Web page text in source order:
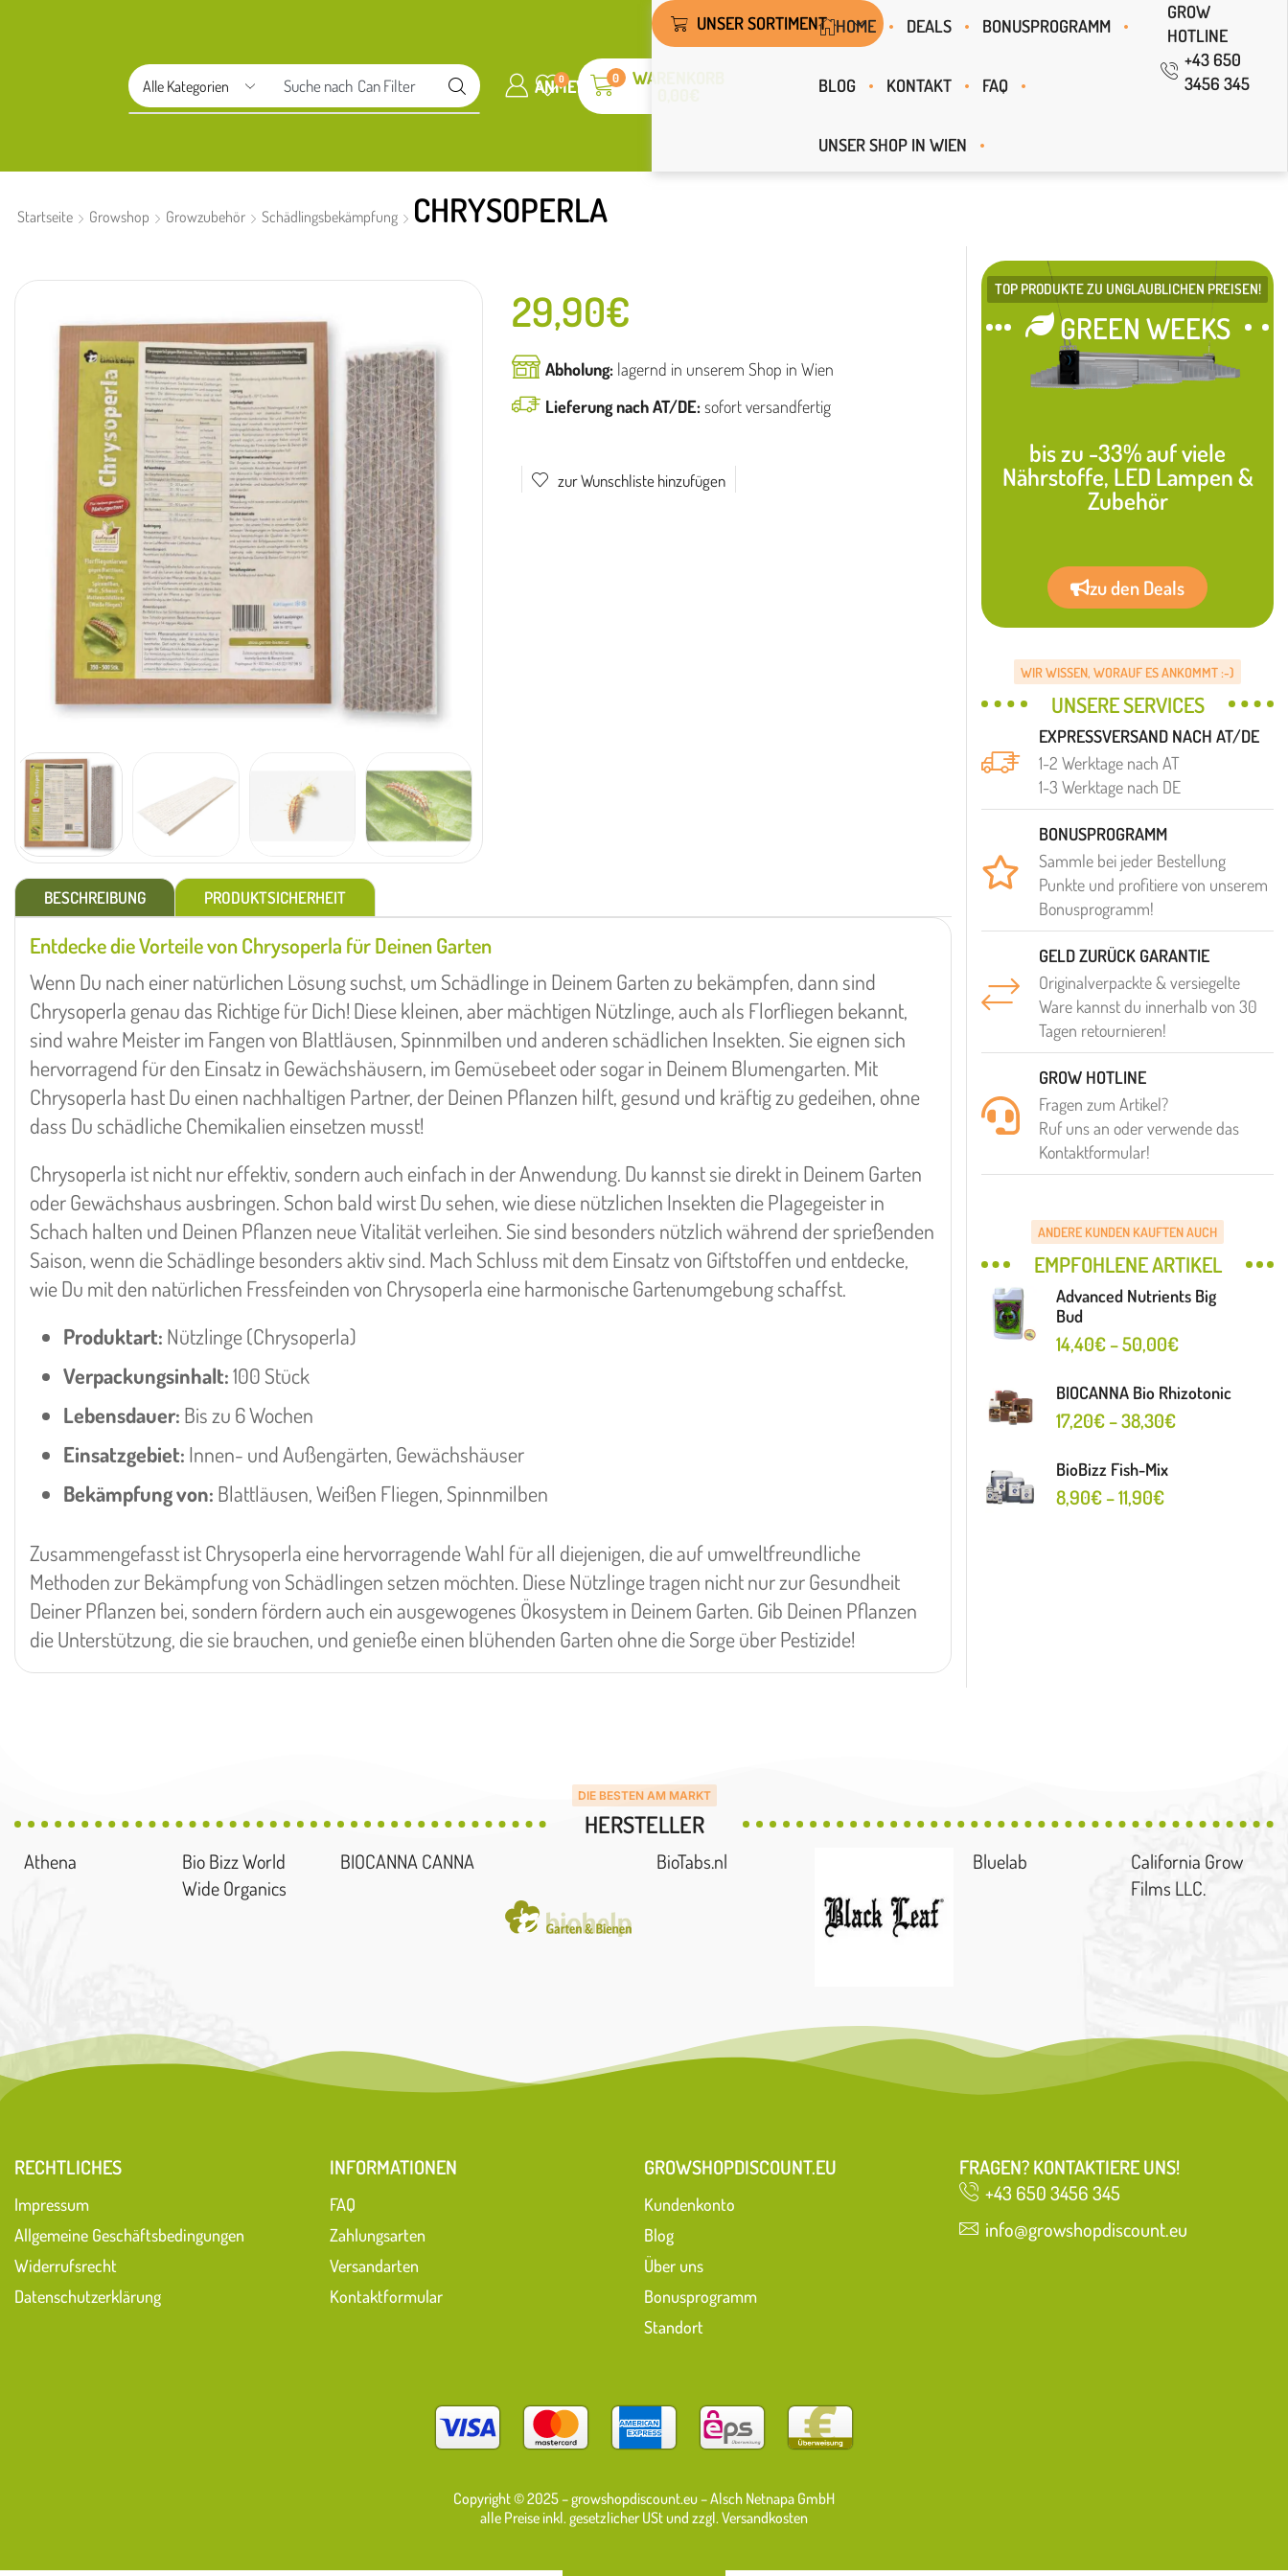
Suche nach Aptus ANMELDEN
0 WUNSCHLISTE
0
WARENKORB
UNSER SORTIMENT HOME DEALS BONUSPROGRAMM
BLOG KONTAKT FAQ
UNSER SHOP IN WIEN
GROW
HOTLINE
+43 650
3456 345
Startseite Growshop Growzubehör Schädlingsbekämpfung CHRYSOPERLA
29,90€
Abholung: lagernd in unserem Shop in Wien
Lieferung nach AT/DE:sofort versandfertig
zur Wunschliste hinzufügen
BESCHREIBUNG PRODUKTSICHERHEIT
Entdecke die Vorteile von Chrysoperla für Deinen Garten
Wenn Du nach einer natürlichen Lösung suchst, um Schädlinge in Deinem Garten zu bekämpfen, dann sind
Chrysoperla genau das Richtige für Dich! Diese kleinen, aber mächtigen Nützlinge, auch als Florfliegen bekannt,
sind wahre Meister im Fangen von Blattläusen, Spinnmilben und anderen schädlichen Insekten. Sie eignen sich
hervorragend für den Einsatz in Gewächshäusern, im Gemüsebeet oder sogar in Deinem Blumengarten. Mit
Chrysoperla hast Du einen nachhaltigen Partner, der Deinen Pflanzen hilft, gesund und kräftig zu gedeihen, ohne
dass Du schädliche Chemikalien einsetzen musst!
Chrysoperla ist nicht nur effektiv, sondern auch einfach in der Anwendung. Du kannst sie direkt in Deinem Garten
oder Gewächshaus ausbringen. Schon bald wirst Du sehen, wie diese nützlichen Insekten die Plagegeister in
Schach halten und Deinen Pflanzen neue Vitalität verleihen. Sie sind besonders nützlich während der sprießenden
Saison, wenn die Schädlinge besonders aktiv sind. Mach Schluss mit dem Einsatz von Giftstoffen und entdecke,
wie Du mit den natürlichen Fressfeinden von Chrysoperla eine harmonische Gartenumgebung schaffst.
Produktart: Nützlinge (Chrysoperla)
Verpackungsinhalt:100 Stück
Lebensdauer: Bis zu 6 Wochen
Einsatzgebiet: Innen- und Außengärten, Gewächshäuser
Bekämpfung von: Blattläusen, Weißen Fliegen, Spinnmilben
Zusammengefasst ist Chrysoperla eine hervorragende Wahl für all diejenigen, die auf umweltfreundliche
Methoden zur Bekämpfung von Schädlingen setzen möchten. Diese Nützlinge tragen nicht nur zur Gesundheit
Deiner Pflanzen bei, sondern fördern auch ein ausgewogenes Ökosystem in Deinem Garten. Gib Deinen Pflanzen
die Unterstützung, die sie brauchen, und genieße einen blühenden Garten ohne die Sorge über Pestizide!
TOP PRODUKTE ZU UNGLAUBLICHEN PREISEN!
GREEN WEEKS
bis zu -33% auf viele
Nährstoffe, LED Lampen &
Zubehör
zu den Deals
WIR WISSEN, WORAUF ES ANKOMMT :-)
UNSERE SERVICES
EXPRESSVERSAND NACH AT/DE
1-2 Werktage nach AT
1-3 Werktage nach DE
BONUSPROGRAMM
Sammle bei jeder Bestellung
Punkte und profitiere von unserem
Bonusprogramm!
GELD ZURÜCK GARANTIE
Originalverpackte & versiegelte
Ware kannst du innerhalb von 30
Tagen retournieren!
GROW HOTLINE
Fragen zum Artikel?
Ruf uns an oder verwende das
Kontaktformular!
ANDERE KUNDEN KAUFTEN AUCH
EMPFOHLENE ARTIKEL
Advanced Nutrients Big
Bud
14,40€–50,00€
BIOCANNA Bio Rhizotonic
17,20€–38,30€
BioBizz Fish-Mix
8,90€–11,90€
DIE BESTEN AM MARKT
HERSTELLER
Athena
Bio Bizz World
Wide Organics
BIOCANNA CANNA BioTabs.nl Bluelab
California Grow
Films LLC.
RECHTLICHES
Impressum
Allgemeine Geschäftsbedingungen
Widerrufsrecht
Datenschutzerklärung
INFORMATIONEN
FAQ
Zahlungsarten
Versandarten
Kontaktformular
GROWSHOPDISCOUNT.EU
Kundenkonto
Blog
Über uns
Bonusprogramm
Standort
FRAGEN? KONTAKTIERE UNS!
+43 650 3456 345
info@growshopdiscount.eu
Copyright © 2025 – growshopdiscount.eu – Alsch Netnapa GmbH
alle Preise inkl. gesetzlicher USt und zzgl. Versandkosten